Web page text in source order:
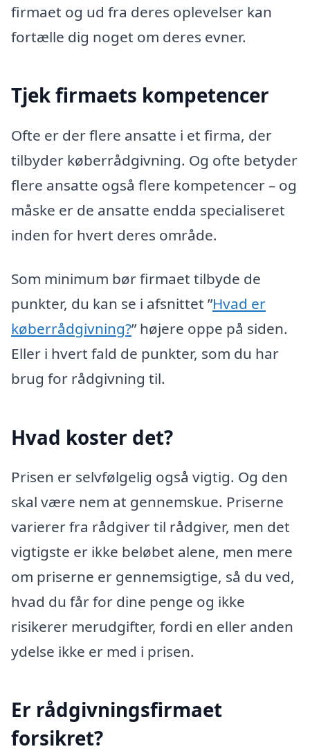
firmaet og ud fra deres oplevelser kan
fortælle dig noget om deres evner.
Tjek firmaets kompetencer
Ofte er der flere ansatte i et firma, der
tilbyder køberrådgivning. Og ofte betyder
flere ansatte også flere kompetencer – og
måske er de ansatte endda specialiseret
inden for hvert deres område.
Som minimum bør firmaet tilbyde de
punkter, du kan se i afsnittet ”Hvad er
køberrådgivning?” højere oppe på siden.
Eller i hvert fald de punkter, som du har
brug for rådgivning til.
Hvad koster det?
Prisen er selvfølgelig også vigtig. Og den
skal være nem at gennemskue. Priserne
varierer fra rådgiver til rådgiver, men det
vigtigste er ikke beløbet alene, men mere
om priserne er gennemsigtige, så du ved,
hvad du får for dine penge og ikke
risikerer merudgifter, fordi en eller anden
ydelse ikke er med i prisen.
Er rådgivningsfirmaet
forsikret?